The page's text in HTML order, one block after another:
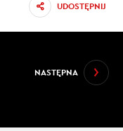
UDOSTĘPNIJ
NASTĘPNA